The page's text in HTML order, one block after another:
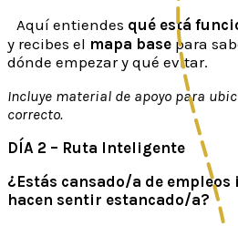
Aquí entiendes qué está
y recibes el mapa base para
dónde empezar y qué evitar.
Incluye material de apoyo para
correcto.
DÍA 2 – Ruta Inteligente
¿Estás cansado/a de
hacen sentir estancado/a?